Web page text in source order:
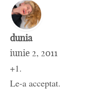
dunia
iunie 2, 2011
+1.
Le-a acceptat.